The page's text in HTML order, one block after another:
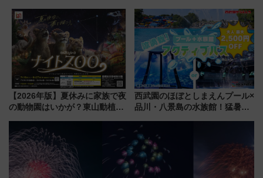
産スイーツとは？
ン 場所や営業時間・限定弁当
を紹介
【2026年版】夏休みに家族で夜
の動物園はいかが？東山動植物
ZOO」開催情報
西武園のほぼとしまえんプール×
品川・八景島の水族館！猛暑を
夏休みをお得に楽しむ！